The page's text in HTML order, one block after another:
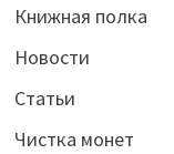
Книжная полка
Новости
Статьи
Чистка монет